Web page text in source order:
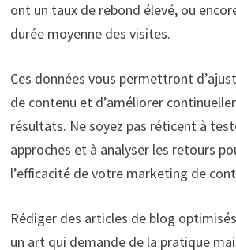
ont un taux de rebond élevé, ou
durée moyenne des visites.
Ces données vous permettront
de contenu et d’améliorer
résultats. Ne soyez pas réticent à
approches et à analyser les retours
l’efficacité de votre marketing de
Rédiger des articles de blog
un art qui demande de la pratique